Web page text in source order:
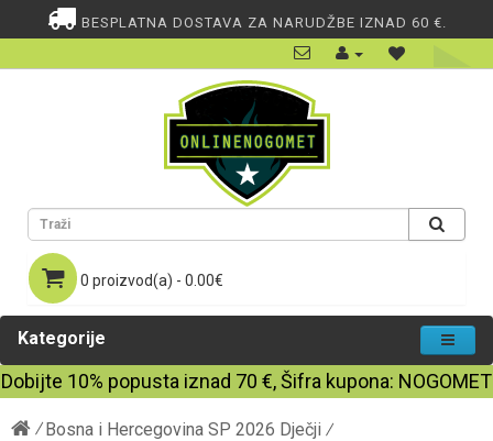
BESPLATNA DOSTAVA ZA NARUDŽBE IZNAD 60 €.
0 proizvod(a) - 0.00€
Kategorije
Dobijte 10% popusta iznad 70 €, Šifra kupona: NOGOMET
Bosna i Hercegovina SP 2026 Dječji